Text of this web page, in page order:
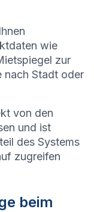
wie
zur
nach Stadt oder
von den
und ist
des Systems
zugreifen
beim